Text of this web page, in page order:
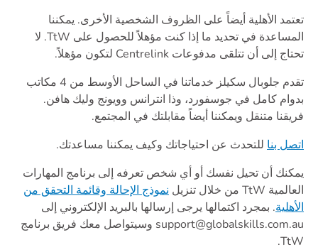
تعتمد الأهلية أيضاً على الظروف الشخصية الأخرى. يمكننا
المساعدة في تحديد ما إذا كنت مؤهلاً للحصول على TtW. لا
تحتاج إلى أن تتلقى مدفوعات Centrelink لتكون مؤهلاً.
تقدم جلوبال سكيلز خدماتنا في الساحل الأوسط من 4 مكاتب
بدوام كامل في جوسفورد، وذا انترانس وويونج وليك هافن.
فريقنا متنقل ويمكننا أيضاً مقابلتك في المجتمع.
اتصل بنا للتحدث عن احتياجاتك وكيف يمكننا مساعدتك.
يمكنك أن تحيل نفسك أو أي شخص تعرفه إلى برنامج المهارات
العالمية TtW من خلال تنزيل
نموذج الإحالة وقائمة التحقق من
الأهلية. بمجرد اكتمالها يرجى إرسالها بالبريد الإلكتروني إلى
support@globalskills.com.au وسيتواصل معك فريق برنامج
TtW.